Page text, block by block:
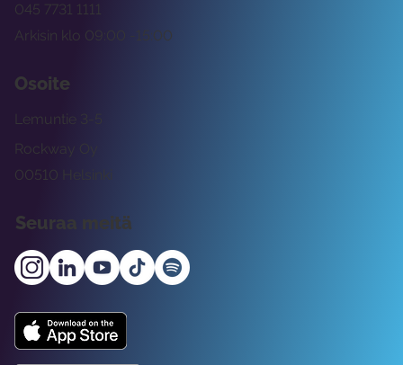
Arkisin klo 09:00 -15:00
045 7731 1111
Osoite
Rockway Oy
Lemuntie 3-5
00510 Helsinki
Seuraa meitä